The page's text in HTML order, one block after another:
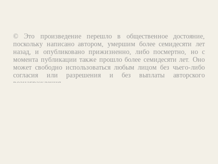
© Это произведение перешло в общественное достояние,
поскольку написано автором, умершим более семидесяти лет
назад, и опубликовано прижизненно, либо посмертно, но с
момента публикации также прошло более семидесяти лет. Оно
может свободно использоваться любым лицом без чьего-либо
согласия или разрешения и без выплаты авторского
вознаграждения.